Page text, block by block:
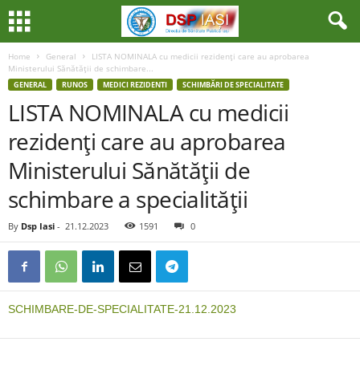
Home General
LISTA NOMINALA cu medicii rezidenţi care au aprobarea
Ministerului Sănătăţii de schimbare...
GENERAL RUNOS MEDICI REZIDENTI SCHIMBĂRI DE SPECIALITATE
LISTA NOMINALA cu medicii
rezidenţi care au aprobarea
Ministerului Sănătăţii de
schimbare a specialităţii
By Dsp Iasi - 21.12.2023 1591 0
SCHIMBARE-DE-SPECIALITATE-21.12.2023